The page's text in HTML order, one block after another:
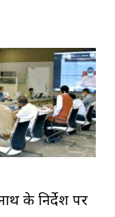
के निर्देश पर